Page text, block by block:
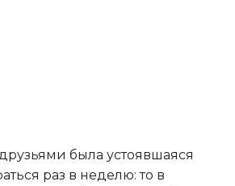
была устоявшаяся
раз в неделю: то в